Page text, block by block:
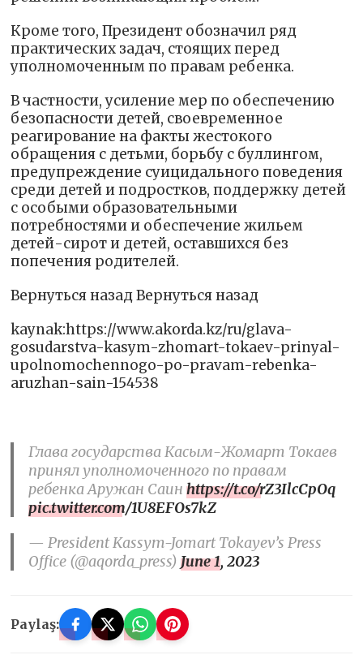
Кроме того, Президент обозначил ряд
практических задач, стоящих перед
уполномоченным по правам ребенка.
В частности, усиление мер по обеспечению
безопасности детей, своевременное
реагирование на факты жестокого
обращения с детьми, борьбу с буллингом,
предупреждение суицидального поведения
среди детей и подростков, поддержку детей
с особыми образовательными
потребностями и обеспечение жильем
детей-сирот и детей, оставшихся без
попечения родителей.
Вернуться назад Вернуться назад
kaynak:https://www.akorda.kz/ru/glava-
gosudarstva-kasym-zhomart-tokaev-prinyal-
upolnomochennogo-po-pravam-rebenka-
aruzhan-sain-154538
Глава государства Касым-Жомарт Токаев
принял уполномоченного по правам
ребенка Аружан Саинhttps://t.co/rZ3IlcCpOq
pic.twitter.com/1U8EFOs7kZ
— President Kassym-Jomart Tokayev’s Press
Office (@aqorda_press)June 1, 2023
Paylaş: